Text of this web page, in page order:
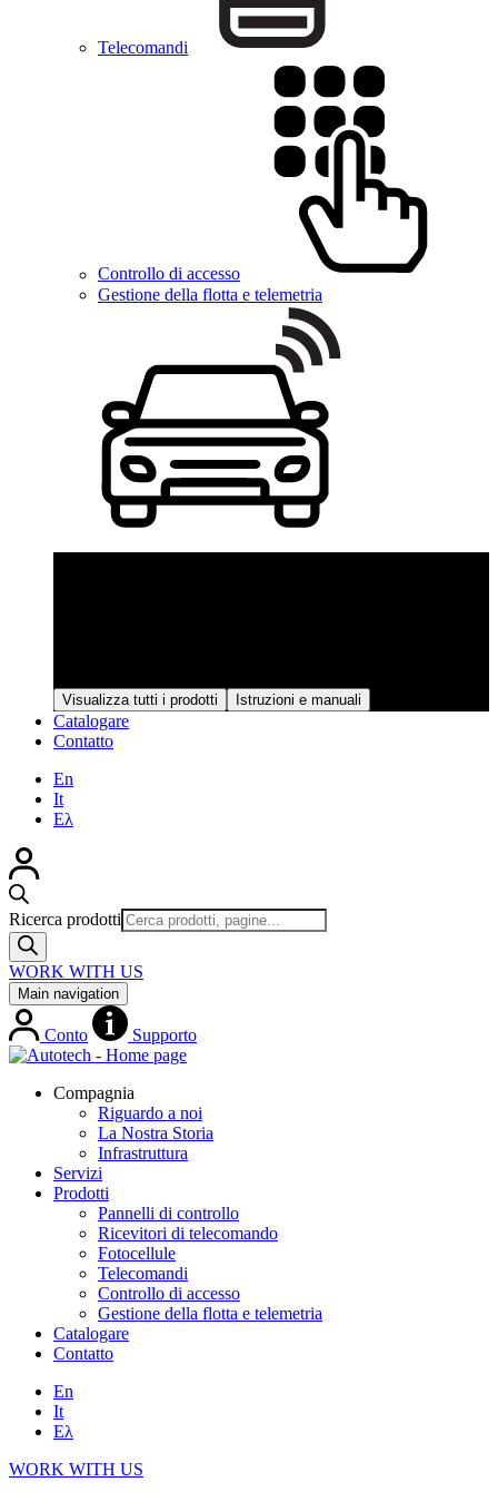
Telecomandi
Controllo di accesso
Gestione della flotta e telemetria
Visualizza tutti i prodotti Istruzioni e manuali
Catalogare
Contatto
En
It
Ελ
Ricerca prodotti
WORK WITH US
Main navigation
Conto Supporto
Compagnia
Riguardo a noi
La Nostra Storia
Infrastruttura
Servizi
Prodotti
Pannelli di controllo
Ricevitori di telecomando
Fotocellule
Telecomandi
Controllo di accesso
Gestione della flotta e telemetria
Catalogare
Contatto
En
It
Ελ
WORK WITH US